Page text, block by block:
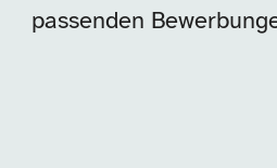
passenden